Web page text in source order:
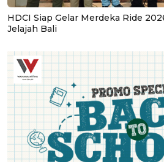
HDCI Siap Gelar Merdeka Ride
Jelajah Bali